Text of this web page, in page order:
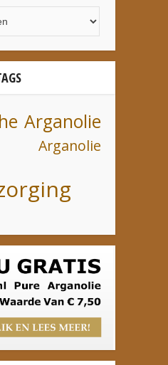
Arganolie
Arganolie